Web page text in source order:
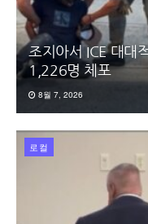
조지아서 ICE 대대
1,226명 체포
8월 7, 2026
로컬